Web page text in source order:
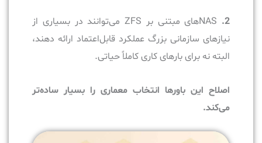
2.
NASهای مبتنی بر ZFS می‌توانند در بسیاری از
نیازهای سازمانی بزرگ عملکرد قابل‌اعتماد ارائه دهند،
البته نه برای بارهای کاری کاملاً حیاتی.
اصلاح این باورها انتخاب معماری را بسیار ساده‌تر
می‌کند.